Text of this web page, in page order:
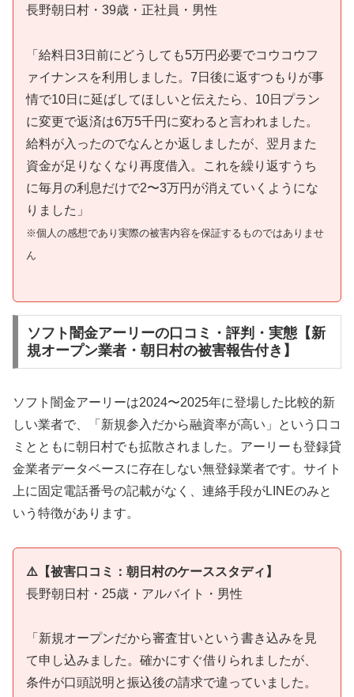
長野朝日村・39歳・正社員・男性
「給料日3日前にどうしても5万円必要でコウコウフ
ァイナンスを利用しました。7日後に返すつもりが事
情で10日に延ばしてほしいと伝えたら、10日プラン
に変更で返済は6万5千円に変わると言われました。
給料が入ったのでなんとか返しましたが、翌月また
資金が足りなくなり再度借入。これを繰り返すうち
に毎月の利息だけで2〜3万円が消えていくようにな
りました」
※個人の感想であり実際の被害内容を保証するものではありませ
ん
ソフト闇金アーリーの口コミ・評判・実態【新
規オープン業者・朝日村の被害報告付き】
ソフト闇金アーリーは2024〜2025年に登場した比較的新
しい業者で、「新規参入だから融資率が高い」という口コ
ミとともに朝日村でも拡散されました。アーリーも登録貸
金業者データベースに存在しない無登録業者です。サイト
上に固定電話番号の記載がなく、連絡手段がLINEのみと
いう特徴があります。
⚠️【被害口コミ：朝日村のケーススタディ】
長野朝日村・25歳・アルバイト・男性
「新規オープンだから審査甘いという書き込みを見
て申し込みました。確かにすぐ借りられましたが、
条件が口頭説明と振込後の請求で違っていました。